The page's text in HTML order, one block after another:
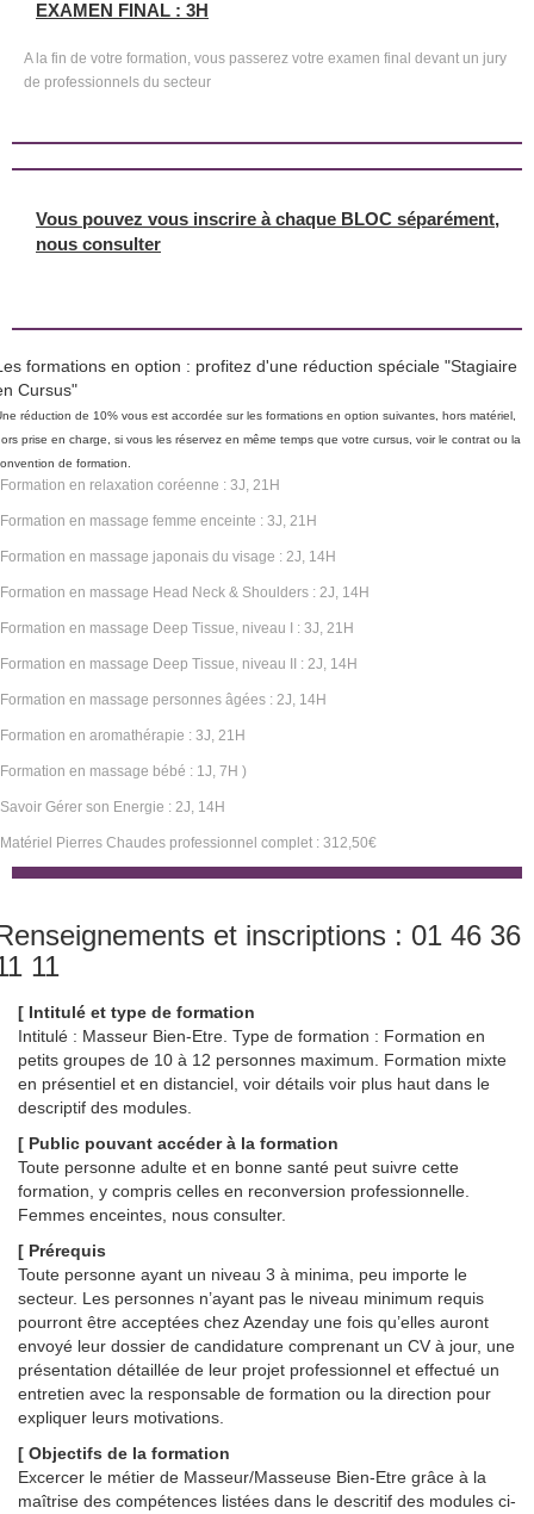
EXAMEN FINAL : 3H
A la fin de votre formation, vous passerez votre examen final devant un jury
de professionnels du secteur
Vous pouvez vous inscrire à chaque BLOC séparément,
nous consulter
formations en option : profitez d'une réduction spéciale "Stagiaire
Cursus"
réduction de 10% vous est accordée sur les formations en option suivantes, hors matériel,
prise en charge, si vous les réservez en même temps que votre cursus, voir le contrat ou la
de formation.
Formation en relaxation coréenne : 3J, 21H
Formation en massage femme enceinte : 3J, 21H
Formation en massage japonais du visage : 2J, 14H
Formation en massage Head Neck & Shoulders : 2J, 14H
Formation en massage Deep Tissue, niveau I : 3J, 21H
Formation en massage Deep Tissue, niveau II : 2J, 14H
Formation en massage personnes âgées : 2J, 14H
Formation en aromathérapie : 3J, 21H
Formation en massage bébé : 1J, 7H )
Savoir Gérer son Energie : 2J, 14H
Matériel Pierres Chaudes professionnel complet : 312,50€
et inscriptions : 01 46 36
11
[ Intitulé et type de formation
Intitulé : Masseur Bien-Etre. Type de formation : Formation en
petits groupes de 10 à 12 personnes maximum. Formation mixte
en présentiel et en distanciel, voir détails voir plus haut dans le
descriptif des modules.
[ Public pouvant accéder à la formation
Toute personne adulte et en bonne santé peut suivre cette
formation, y compris celles en reconversion professionnelle.
Femmes enceintes, nous consulter.
[ Prérequis
Toute personne ayant un niveau 3 à minima, peu importe le
secteur. Les personnes n’ayant pas le niveau minimum requis
pourront être acceptées chez Azenday une fois qu’elles auront
envoyé leur dossier de candidature comprenant un CV à jour, une
présentation détaillée de leur projet professionnel et effectué un
entretien avec la responsable de formation ou la direction pour
expliquer leurs motivations.
[ Objectifs de la formation
Excercer le métier de Masseur/Masseuse Bien-Etre grâce à la
maîtrise des compétences listées dans le descritif des modules ci-